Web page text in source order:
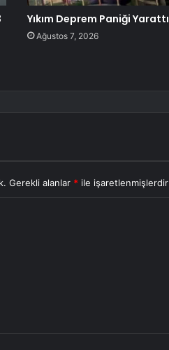
Yıkım Deprem Paniği Yarattı
Ağustos 7, 2026
Gerekli alanlar * ile işaretlenmişlerdir